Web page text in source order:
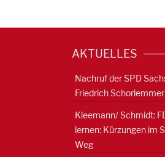
AKTUELLES
Nachruf der SPD
Friedrich Schorlemmer
Kleemann/ Schmidt:
lernen: Kürzungen im
Weg